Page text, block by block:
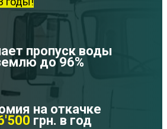
пропуск воды
до 96%
на откачке
грн. в год